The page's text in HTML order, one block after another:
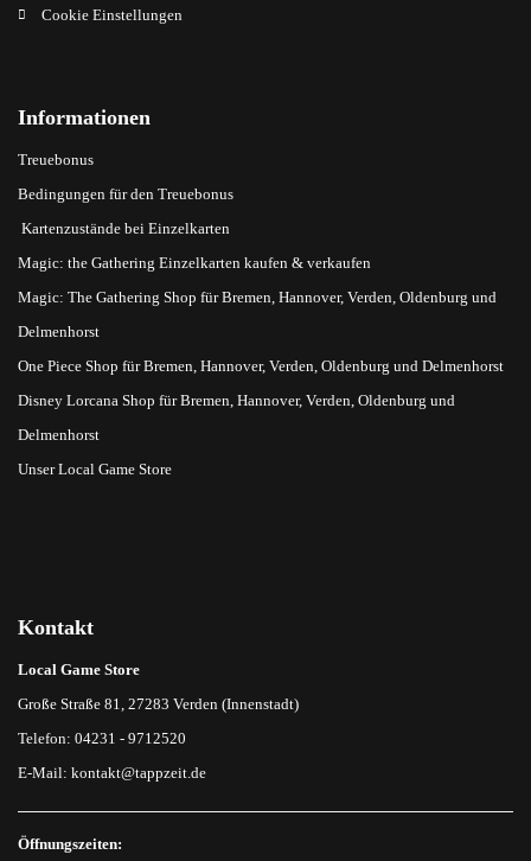
Cookie Einstellungen
Informationen
Treuebonus
Bedingungen für den Treuebonus
Kartenzustände bei Einzelkarten
Magic: the Gathering Einzelkarten kaufen & verkaufen
Magic: The Gathering Shop für Bremen, Hannover, Verden, Oldenburg und
Delmenhorst
One Piece Shop für Bremen, Hannover, Verden, Oldenburg und Delmenhorst
Disney Lorcana Shop für Bremen, Hannover, Verden, Oldenburg und
Delmenhorst
Unser Local Game Store
Kontakt
Local Game Store
Große Straße 81, 27283 Verden (Innenstadt)
Telefon: 04231 - 9712520
E-Mail: kontakt@tappzeit.de
Öffnungszeiten: